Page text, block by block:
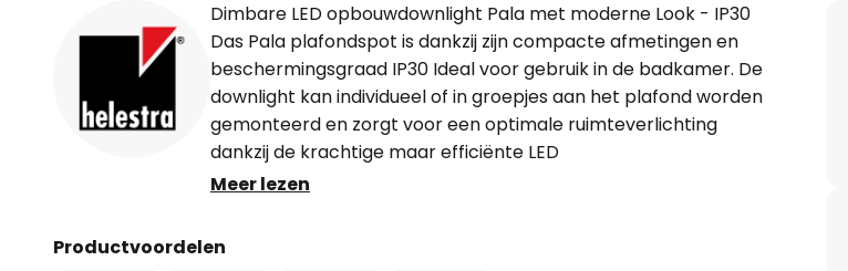
Dimbare LED opbouwdownlight Pala met moderne Look - IP30
Das Pala plafondspot is dankzij zijn compacte afmetingen en
beschermingsgraad IP30 Ideal voor gebruik in de badkamer. De
downlight kan individueel of in groepjes aan het plafond worden
gemonteerd en zorgt voor een optimale ruimteverlichting
dankzij de krachtige maar efficiënte LED
verlichtingstechnologie. De LED die in de armatuur armatuur is
Meer lezen
Productvoordelen